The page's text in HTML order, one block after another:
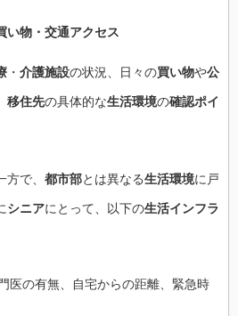
い物 ・ 交通アクセス
・ 介護施設の状況、日々の買い物や公
移住先の具体的な生活環境の確認ポイ
で、 都市部とは異なる生活環境に戸
シニアにとって、以下の生活インフラ
医の有無、自宅からの距離、緊急時